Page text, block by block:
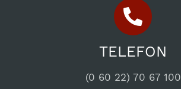
TELEFON
(0 60 22) 70 67 100